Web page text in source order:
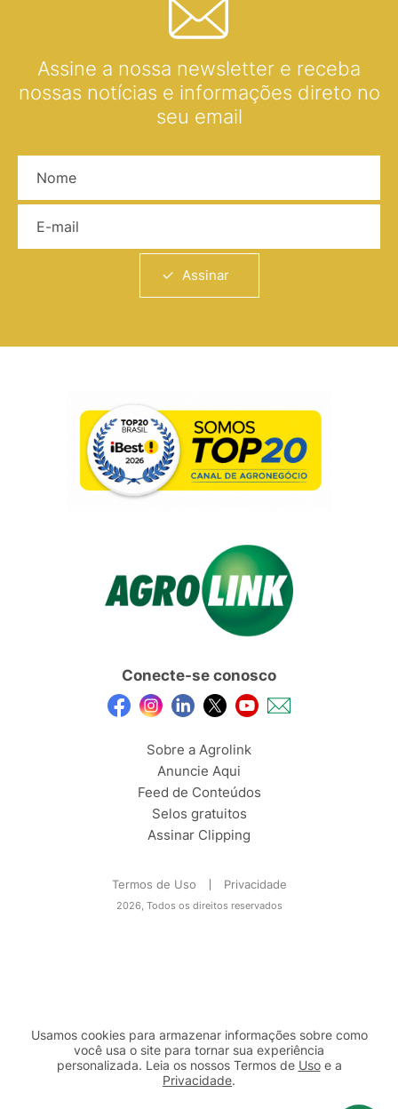
Assine a nossa newsletter e receba
nossas notícias e informações direto no
seu email
Assinar
Conecte-se conosco
Sobre a Agrolink
Anuncie Aqui
Feed de Conteúdos
Selos gratuitos
Assinar Clipping
Termos de Uso Privacidade
2026, Todos os direitos reservados
Usamos cookies para armazenar informações sobre como
você usa o site para tornar sua experiência
personalizada. Leia os nossos Termos de Usoe a
Privacidade.